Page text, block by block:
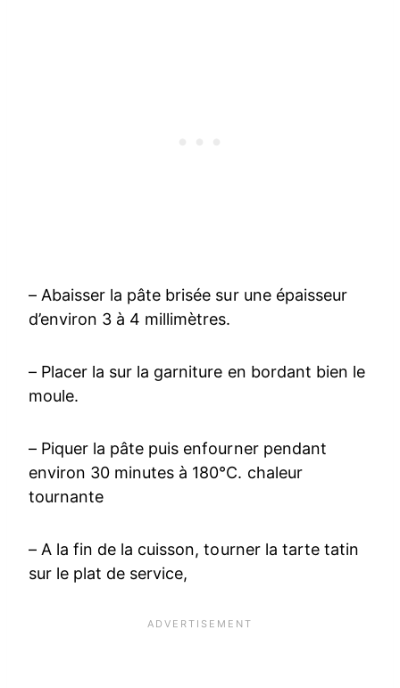
– Abaisser la pâte brisée sur une épaisseur
d’environ 3 à 4 millimètres.
– Placer la sur la garniture en bordant bien le
moule.
– Piquer la pâte puis enfourner pendant
environ 30 minutes à 180°C. chaleur
tournante
– A la fin de la cuisson, tourner la tarte tatin
sur le plat de service,